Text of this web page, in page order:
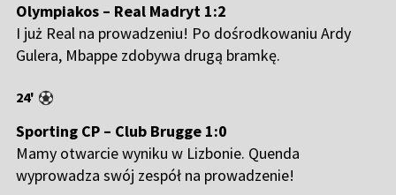
Olympiakos – Real Madryt 1:2
I już Real na prowadzeniu! Po dośrodkowaniu Ardy
Gulera, Mbappe zdobywa drugą bramkę.
24'
Sporting CP – Club Brugge 1:0
Mamy otwarcie wyniku w Lizbonie. Quenda
wyprowadza swój zespół na prowadzenie!